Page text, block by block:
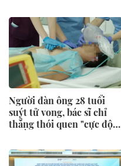
Người đàn ông 28 tuổi
suýt tử vong, bác sĩ chỉ
thẳng thói quen "cực độc"